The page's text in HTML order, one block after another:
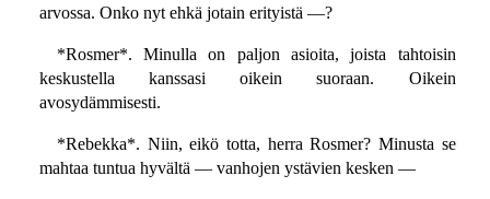
arvossa. Onko nyt ehkä jotain erityistä —?
*Rosmer*. Minulla on paljon asioita, joista tahtoisin
keskustella kanssasi oikein suoraan. Oikein
avosydämmisesti.
*Rebekka*. Niin, eikö totta, herra Rosmer? Minusta se
mahtaa tuntua hyvältä — vanhojen ystävien kesken —